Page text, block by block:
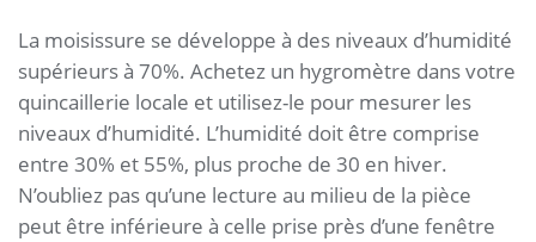
La moisissure se développe à des niveaux d’humidité
supérieurs à 70%. Achetez un hygromètre dans votre
quincaillerie locale et utilisez-le pour mesurer les
niveaux d’humidité. L’humidité doit être comprise
entre 30% et 55%, plus proche de 30 en hiver.
N’oubliez pas qu’une lecture au milieu de la pièce
peut être inférieure à celle prise près d’une fenêtre